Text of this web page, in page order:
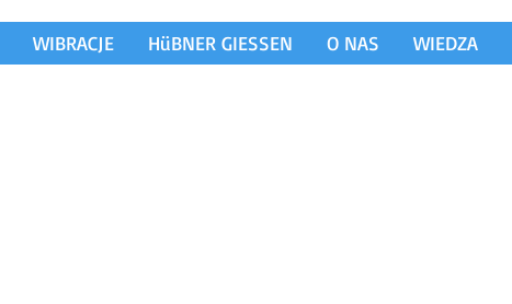
WIBRACJE HüBNER GIESSEN O NAS WIEDZA